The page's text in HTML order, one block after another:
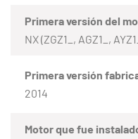
Primera versión del
NX (ZGZ1_, AGZ1_,
Primera versión
2014
Motor que fue